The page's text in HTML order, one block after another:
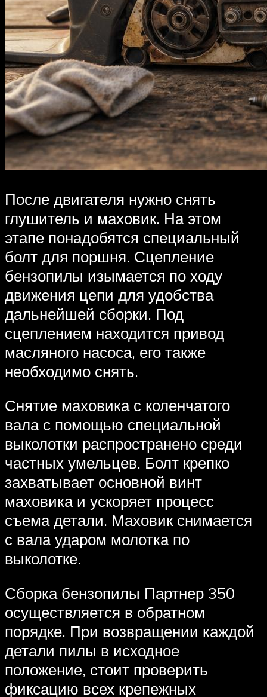
После двигателя нужно снять
глушитель и маховик. На этом
этапе понадобятся специальный
болт для поршня. Сцепление
бензопилы изымается по ходу
движения цепи для удобства
дальнейшей сборки. Под
сцеплением находится привод
масляного насоса, его также
необходимо снять.
Снятие маховика с коленчатого
вала с помощью специальной
выколотки распространено среди
частных умельцев. Болт крепко
захватывает основной винт
маховика и ускоряет процесс
съема детали. Маховик снимается
с вала ударом молотка по
выколотке.
Сборка бензопилы Партнер 350
осуществляется в обратном
порядке. При возвращении каждой
детали пилы в исходное
положение, стоит проверить
фиксацию всех крепежных